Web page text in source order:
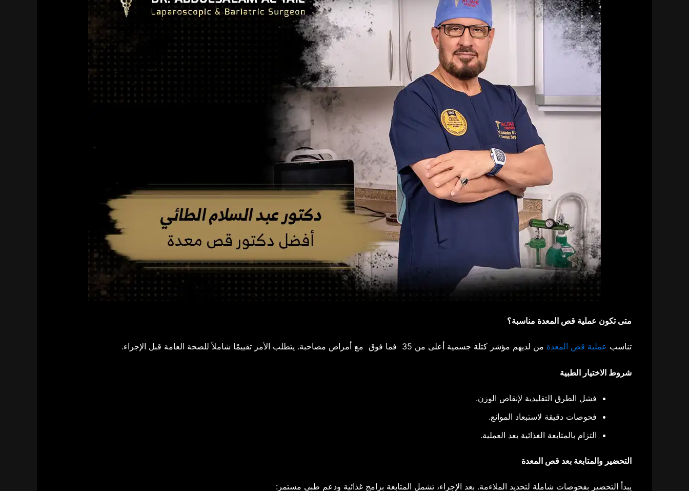
متى تكون عملية قص المعدة مناسبة؟
تناسب عملية قص المعدة من لديهم مؤشر كتلة جسمية أعلى من 35 فما فوق مع أمراض مصاحبة. يتطلب الأمر تقييمًا شاملاً للصحة العامة قبل الإجراء.​
شروط الاختيار الطبية
فشل الطرق التقليدية لإنقاص الوزن.​
فحوصات دقيقة لاستبعاد الموانع.​
التزام بالمتابعة الغذائية بعد العملية.​
التحضير والمتابعة بعد قص المعدة
يبدأ التحضير بفحوصات شاملة لتحديد الملاءمة. بعد الإجراء، تشمل المتابعة برامج غذائية ودعم طبي مستمر: